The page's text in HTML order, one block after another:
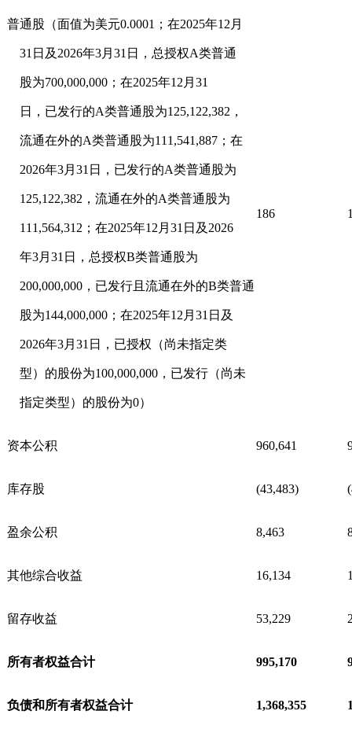
普通股（面值为美元0.0001；在2025年12月
31日及2026年3月31日，总授权A类普通
股为700,000,000；在2025年12月31
日，已发行的A类普通股为125,122,382，
流通在外的A类普通股为111,541,887；在
2026年3月31日，已发行的A类普通股为
125,122,382，流通在外的A类普通股为
111,564,312；在2025年12月31日及2026
年3月31日，总授权B类普通股为
200,000,000，已发行且流通在外的B类普通
股为144,000,000；在2025年12月31日及
2026年3月31日，已授权（尚未指定类
型）的股份为100,000,000，已发行（尚未
指定类型）的股份为0）
186
资本公积 960,641
库存股 (43,483)
盈余公积 8,463
其他综合收益 16,134
留存收益 53,229
所有者权益合计 995,170
负债和所有者权益合计 1,368,355